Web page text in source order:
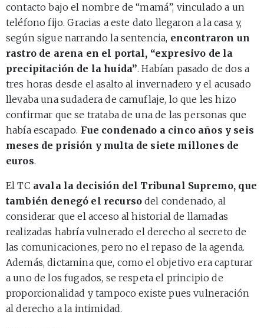
contacto bajo el nombre de “mamá”, vinculado a un
teléfono fijo. Gracias a este dato llegaron a la casa y,
según sigue narrando la sentencia, encontraron un
rastro de arena en el portal, “expresivo de la
precipitación de la huida”. Habían pasado de dos a
tres horas desde el asalto al invernadero y el acusado
llevaba una sudadera de camuflaje, lo que les hizo
confirmar que se trataba de una de las personas que
había escapado. Fue condenado a cinco años y seis
meses de prisión y multa de siete millones de
euros.
El TC avala la decisión del Tribunal Supremo, que
también denegó el recurso del condenado, al
considerar que el acceso al historial de llamadas
realizadas habría vulnerado el derecho al secreto de
las comunicaciones, pero no el repaso de la agenda.
Además, dictamina que, como el objetivo era capturar
a uno de los fugados, se respeta el principio de
proporcionalidad y tampoco existe pues vulneración
al derecho a la intimidad.